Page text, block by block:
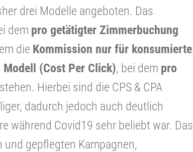
drei Modelle angeboten. Das
dem pro getätigter Zimmerbuchung
die Kommission nur für konsumierte
Modell (Cost Per Click), bei dem pro
Hierbei sind die CPS & CPA
dadurch jedoch auch deutlich
während Covid19 sehr beliebt war. Das
gepflegten Kampagnen,